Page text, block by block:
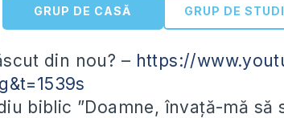
GRUP DE CASĂ GRUP DE
din nou? – https://
biblic ”Doamne, învață-mă să